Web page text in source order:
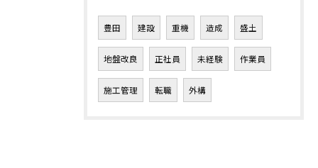
豊田 建設 重機 造成 盛土
地盤改良 正社員 未経験 作業員
施工管理 転職 外構